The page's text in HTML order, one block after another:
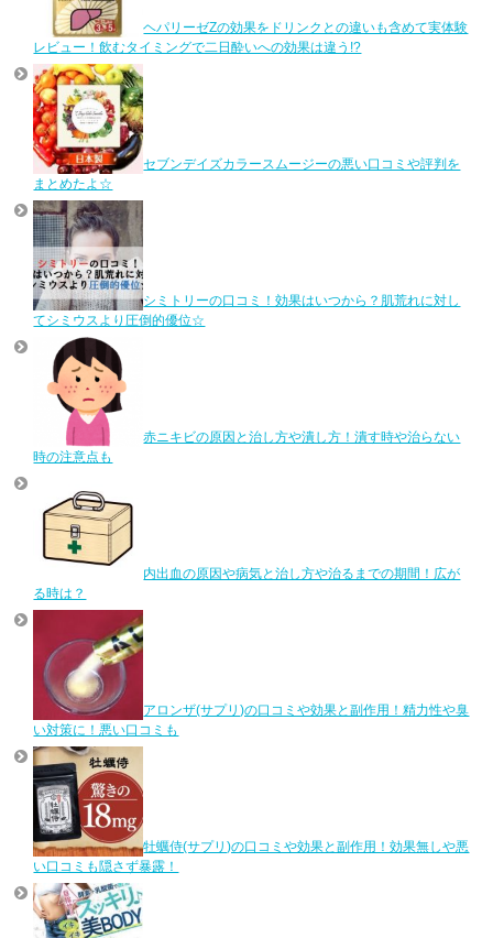
ヘパリーゼZの効果をドリンクとの違いも含めて実体験
レビュー！飲むタイミングで二日酔いへの効果は違う!?
セブンデイズカラースムージーの悪い口コミや評判を
まとめたよ☆
シミトリーの口コミ！効果はいつから？肌荒れに対し
てシミウスより圧倒的優位☆
赤ニキビの原因と治し方や潰し方！潰す時や治らない
時の注意点も
内出血の原因や病気と治し方や治るまでの期間！広が
る時は？
アロンザ(サプリ)の口コミや効果と副作用！精力性や臭
い対策に！悪い口コミも
牡蠣侍(サプリ)の口コミや効果と副作用！効果無しや悪
い口コミも隠さず暴露！